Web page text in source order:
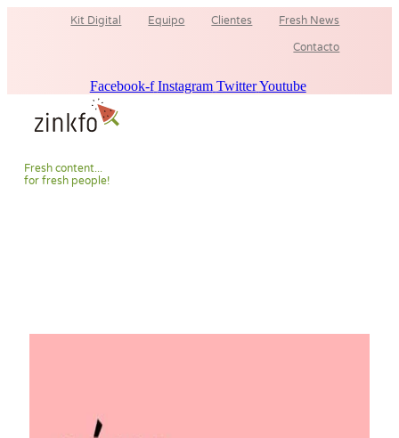
Kit Digital Equipo Clientes Fresh News
Contacto
Facebook-f Instagram TwitterYoutube
Fresh content...
for fresh people!